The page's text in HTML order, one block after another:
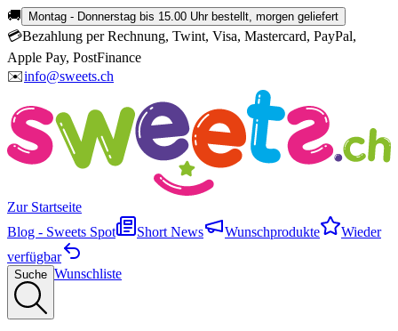
🚚 Montag - Donnerstag bis 15.00 Uhr bestellt, morgen geliefert
💳Bezahlung per Rechnung, Twint, Visa, Mastercard, PayPal,
Apple Pay, PostFinance
✉️info@sweets.ch
Zur Startseite
Blog - Sweets Spot
Short News Wunschprodukte
Wieder
verfügbar
Suche Wunschliste